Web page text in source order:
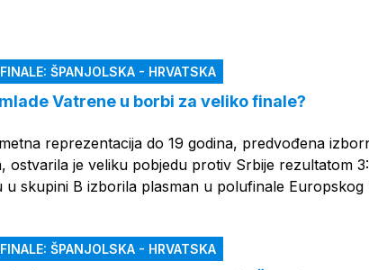
ŠPANJOLSKA - HRVATSKA
Vatrene u borbi za veliko finale?
reprezentacija do 19 godina, predvođena
ostvarila je veliku pobjedu protiv Srbije rezultatom
u skupini B izborila plasman u polufinale Europskog
ŠPANJOLSKA - HRVATSKA